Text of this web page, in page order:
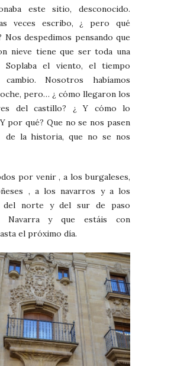
este sitio, desconocido.
veces escribo, ¿ pero qué
Nos despedimos pensando que
nieve tiene que ser toda una
Soplaba el viento, el tiempo
Nosotros habíamos
pero… ¿ cómo llegaron los
del castillo? ¿ Y cómo lo
por qué? Que no se nos pasen
de la historia, que no se nos
por venir , a los burgaleses,
, a los navarros y a los
del norte y del sur de paso
Navarra y que estáis con
el próximo día.